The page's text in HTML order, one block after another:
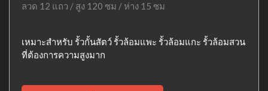
ลวด 12 แถว / สูง 120 ซม / ห่าง 15 ซม
เหมาะสำหรับ รั้วกั้นสัตว์ รั้วล้อมแพะ รั้วล้อมแกะ รั้วล้อมสวน
ที่ต้องการความสูงมาก